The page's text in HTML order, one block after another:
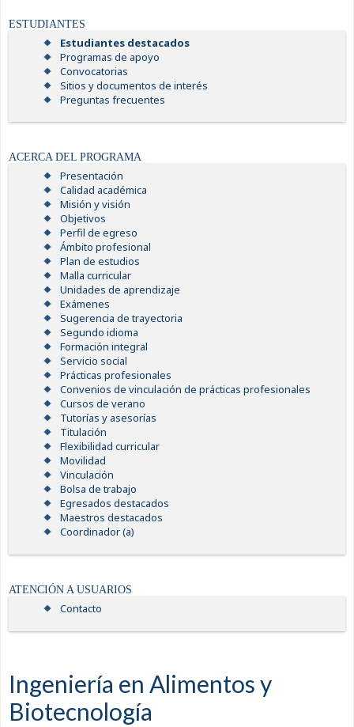
ESTUDIANTES
Estudiantes destacados
Programas de apoyo
Convocatorias
Sitios y documentos de interés
Preguntas frecuentes
ACERCA DEL PROGRAMA
Presentación
Calidad académica
Misión y visión
Objetivos
Perfil de egreso
Ámbito profesional
Plan de estudios
Malla curricular
Unidades de aprendizaje
Exámenes
Sugerencia de trayectoria
Segundo idioma
Formación integral
Servicio social
Prácticas profesionales
Convenios de vinculación de prácticas profesionales
Cursos de verano
Tutorías y asesorías
Titulación
Flexibilidad curricular
Movilidad
Vinculación
Bolsa de trabajo
Egresados destacados
Maestros destacados
Coordinador (a)
ATENCIÓN A USUARIOS
Contacto
Ingeniería en Alimentos y
Biotecnología